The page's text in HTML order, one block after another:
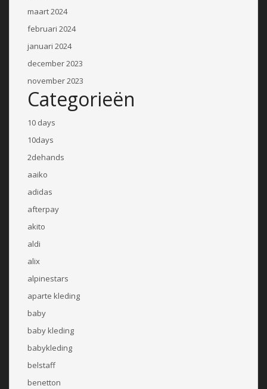
maart 2024
februari 2024
januari 2024
december 2023
november 2023
Categorieën
10 days
10days
2dehands
aaiko
adidas
afterpay
akito
aldi
alix
alpinestars
aparte kleding
baby
baby kleding
babykleding
belstaff
benetton